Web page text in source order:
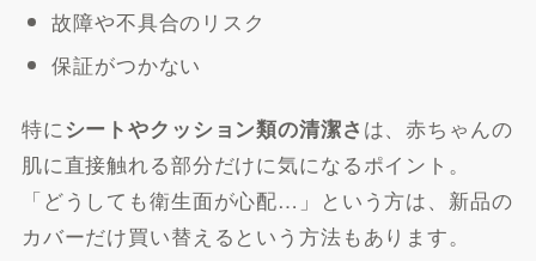
故障や不具合のリスク
保証がつかない
特にシートやクッション類の清潔さ は、赤ちゃんの
肌に直接触れる部分だけに気になるポイント。
「どうしても衛生面が心配…」という方は、新品の
カバーだけ買い替えるという方法もあります。